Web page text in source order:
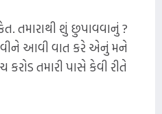
તમારાથી શું છુપાવવાનું ?
આવી વાત કરે એનું મને
તમારી પાસે કેવી રીતે